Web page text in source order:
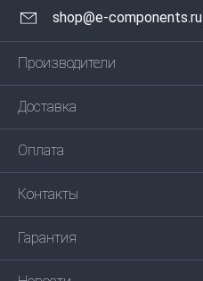
shop@e-components.ru
Производители
Доставка
Оплата
Контакты
Гарантия